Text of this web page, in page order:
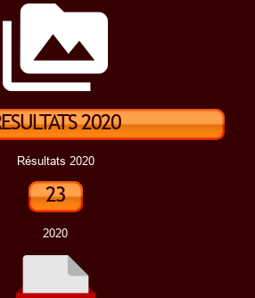
perm_media
2020
Résultats 2020
23
km
2020